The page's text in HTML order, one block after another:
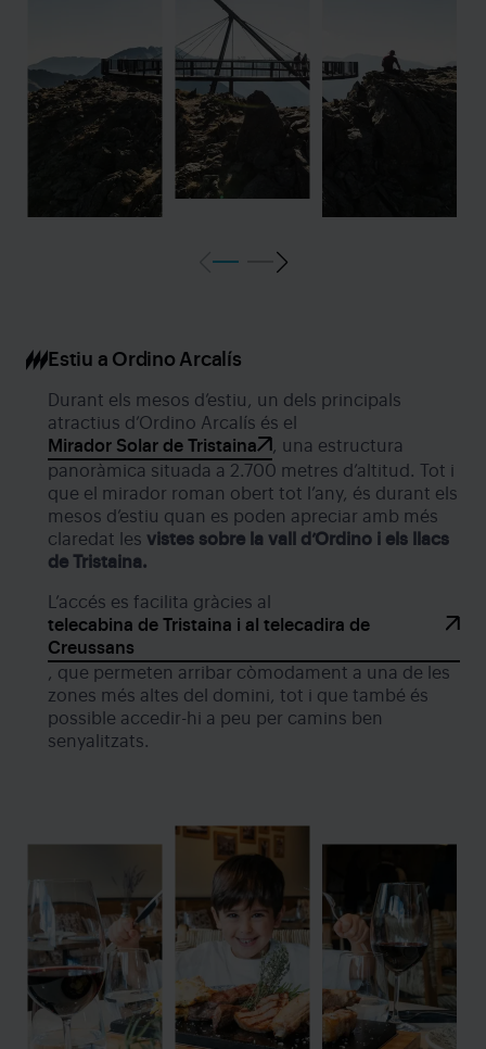
Estiu a Ordino Arcalís
Durant els mesos d’estiu, un dels principals
atractius d’Ordino Arcalís és el
Mirador Solar de Tristaina
, una estructura
panoràmica situada a 2.700 metres d’altitud. Tot i
que el mirador roman obert tot l’any, és durant els
mesos d’estiu quan es poden apreciar amb més
claredat les vistes sobre la vall d’Ordino i els llacs
de Tristaina.
L’accés es facilita gràcies al
telecabina de Tristaina i al telecadira de
Creussans
, que permeten arribar còmodament a una de les
zones més altes del domini, tot i que també és
possible accedir-hi a peu per camins ben
senyalitzats.